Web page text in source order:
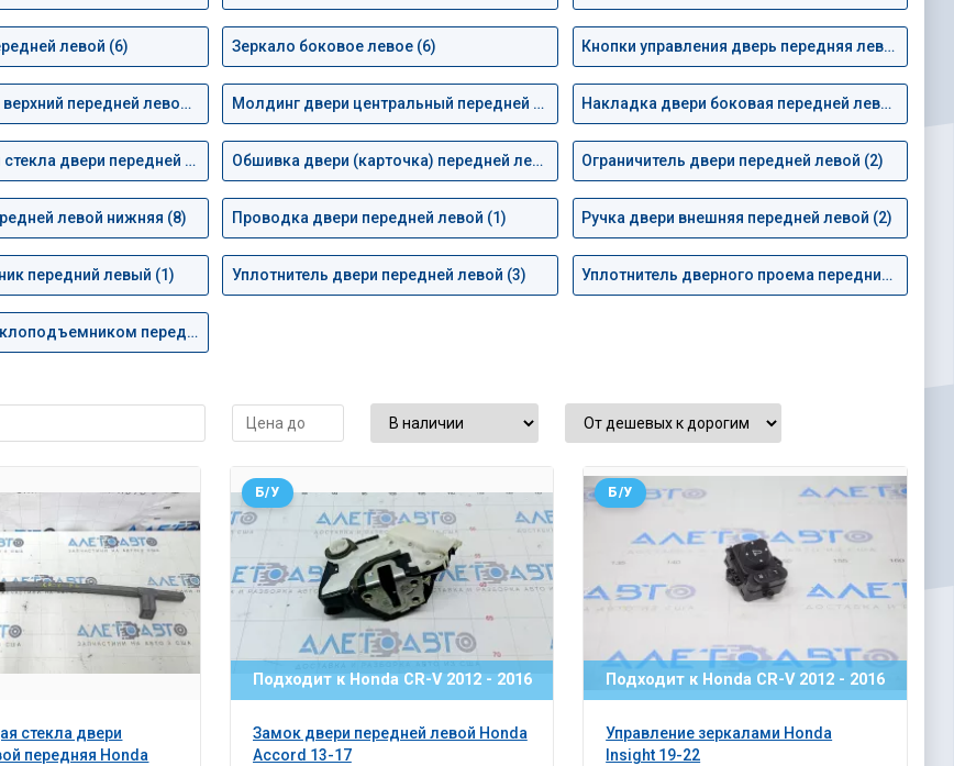
левой (6) Зеркало боковое левое (6) Кнопки управления дверь передняя левая (7)
Молдинг двери верхний передней левой (2) Молдинг двери центральный передней левой (4) Накладка двери боковая передней левой (2)
Направляющая стекла двери передней левой (2) Обшивка двери (карточка) передней левой (6) Ограничитель двери передней левой (2)
левой нижняя (8) Проводка двери передней левой (1) Ручка двери внешняя передней левой (2)
передний левый (1) Уплотнитель двери передней левой (3) Уплотнитель дверного проема передний левый (1)
Управление стеклоподъемником передним левым (1)
стекла двери
передняя Honda
Подходит к Honda CR-V 2012 - 2016
Замок двери передней левой Honda
Accord 13-17
Б/У
Подходит к Honda CR-V 2012 - 2016
Управление зеркалами Honda
Insight 19-22
Б/У